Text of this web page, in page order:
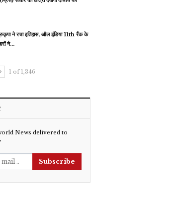
ने रचा इतिहास, ऑल इंडिया 11th रैंक के
ने…
1 of 1,346
News delivered to
Subscribe